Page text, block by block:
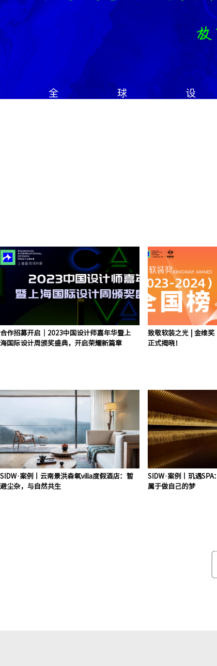
合作招募开启｜2023中国设计师嘉年华暨上
海国际设计周颁奖盛典，开启荣耀新篇章
致敬软装之光 | 金维
正式揭晓！
SIDW·案例丨云南景洪森氧villa度假酒店：暂
避尘杂，与自然共生
SIDW·案例丨玑遇
属于做自己的梦